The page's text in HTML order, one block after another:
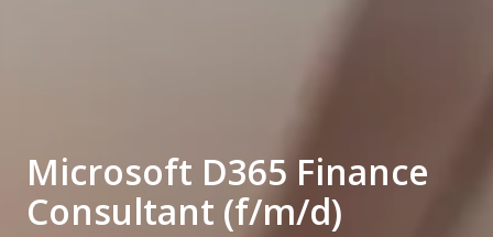
Microsoft D365 Finance
Consultant (f/m/d)